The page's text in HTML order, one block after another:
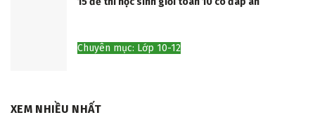
Chuyên mục: Lớp 10-12
XEM NHIỀU NHẤT